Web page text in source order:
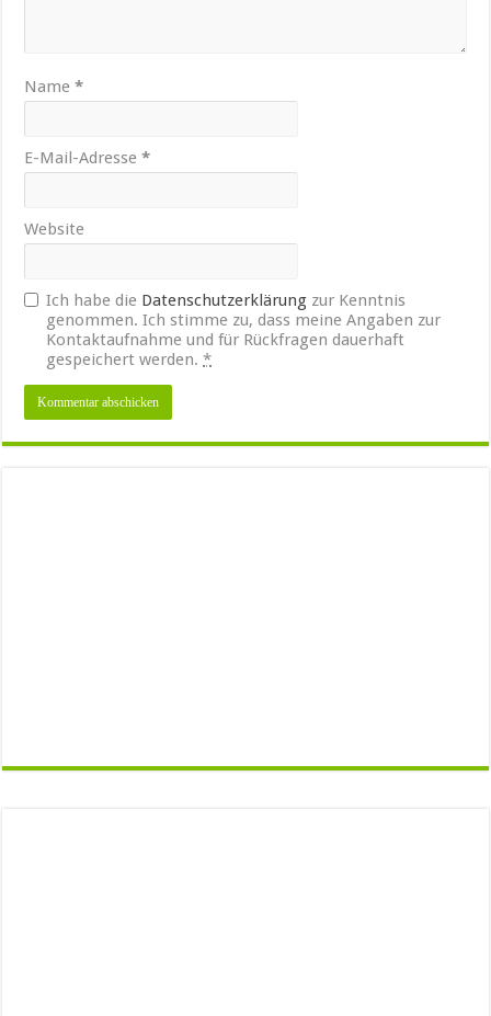
Name*
E-Mail-Adresse*
Website
Ich habe die Datenschutzerklärung zur Kenntnis
genommen. Ich stimme zu, dass meine Angaben zur
Kontaktaufnahme und für Rückfragen dauerhaft
gespeichert werden.*